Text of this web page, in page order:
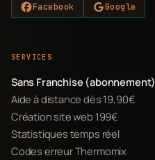
Facebook Google
SERVICES
Sans Franchise (abonnement)
Aide à distance dès 19,90€
Création site web 199€
Statistiques temps réel
Codes erreur Thermomix